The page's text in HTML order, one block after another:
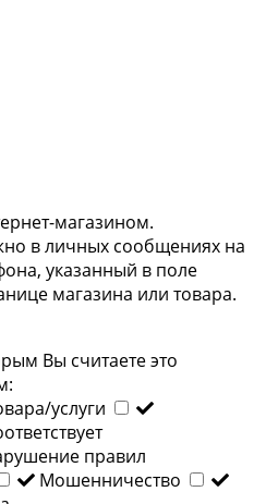
магазином.
в личных сообщениях на
, указанный в поле
магазина или товара.
Вы считаете это
услуги
правил
Мошенничество